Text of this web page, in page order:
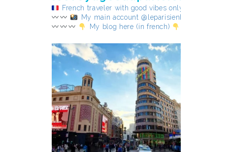
French traveler with good vibes only
My main account @leparisienheureux
My blog here (in french)